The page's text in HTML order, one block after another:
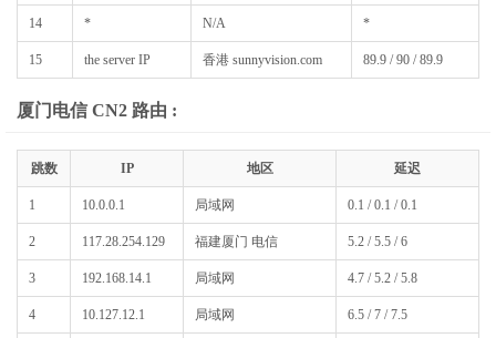
14 * N/A *
15 the server IP 香港 sunnyvision.com 89.9 / 90 / 89.9
厦门电信 CN2 路由 :
跳数 IP 地区 延迟
1 10.0.0.1 局域网 0.1 / 0.1 / 0.1
2 117.28.254.129 福建厦门 电信 5.2 / 5.5 / 6
3 192.168.14.1 局域网 4.7 / 5.2 / 5.8
4 10.127.12.1 局域网 6.5 / 7 / 7.5